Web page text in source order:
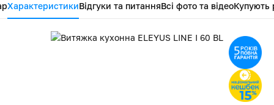
ХарактеристикиВідгуки та питанняВсі фото та відеоКупують